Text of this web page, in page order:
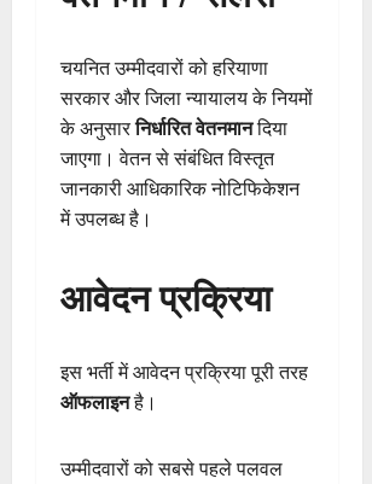
चयनित उम्मीदवारों को हरियाणा
सरकार और जिला न्यायालय के नियमों
के अनुसारनिर्धारित वेतनमानदिया
जाएगा। वेतन से संबंधित विस्तृत
जानकारी आधिकारिक नोटिफिकेशन
में उपलब्ध है।
आवेदन प्रक्रिया
इस भर्ती में आवेदन प्रक्रिया पूरी तरह
ऑफलाइनहै।
उम्मीदवारों को सबसे पहले पलवल